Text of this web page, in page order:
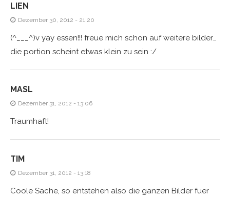
LIEN
Dezember 30, 2012 - 21:20
(^___^)v yay essen!!! freue mich schon auf weitere bilder…
die portion scheint etwas klein zu sein :/
MASL
Dezember 31, 2012 - 13:06
Traumhaft!
TIM
Dezember 31, 2012 - 13:18
Coole Sache, so entstehen also die ganzen Bilder fuer